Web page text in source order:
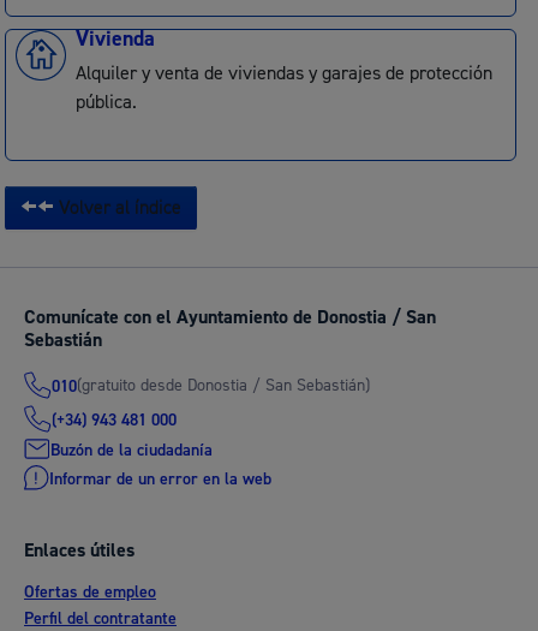
Vivienda
Alquiler y venta de viviendas y garajes de protección
pública.
Volver al índice
Comunícate con el Ayuntamiento de Donostia / San
Sebastián
010(gratuito desde Donostia / San Sebastián)
(+34) 943 481 000
Buzón de la ciudadanía
Informar de un error en la web
Enlaces útiles
Ofertas de empleo
Perfil del contratante